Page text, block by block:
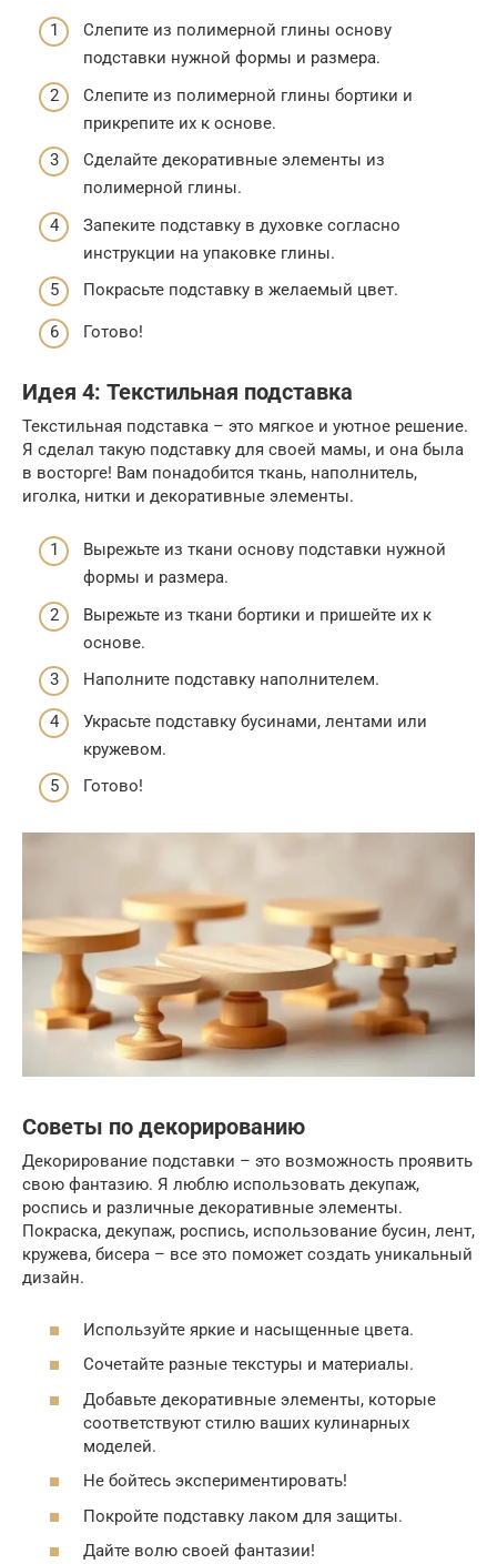
Слепите из полимерной глины основу
подставки нужной формы и размера.
Слепите из полимерной глины бортики и
прикрепите их к основе.
Сделайте декоративные элементы из
полимерной глины.
Запеките подставку в духовке согласно
инструкции на упаковке глины.
Покрасьте подставку в желаемый цвет.
Готово!
Идея 4: Текстильная подставка
Текстильная подставка – это мягкое и уютное решение.
Я сделал такую подставку для своей мамы, и она была
в восторге! Вам понадобится ткань, наполнитель,
иголка, нитки и декоративные элементы.
Вырежьте из ткани основу подставки нужной
формы и размера.
Вырежьте из ткани бортики и пришейте их к
основе.
Наполните подставку наполнителем.
Украсьте подставку бусинами, лентами или
кружевом.
Готово!
Советы по декорированию
Декорирование подставки – это возможность проявить
свою фантазию. Я люблю использовать декупаж,
роспись и различные декоративные элементы.
Покраска, декупаж, роспись, использование бусин, лент,
кружева, бисера – все это поможет создать уникальный
дизайн.
Используйте яркие и насыщенные цвета.
Сочетайте разные текстуры и материалы.
Добавьте декоративные элементы, которые
соответствуют стилю ваших кулинарных
моделей.
Не бойтесь экспериментировать!
Покройте подставку лаком для защиты.
Дайте волю своей фантазии!